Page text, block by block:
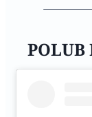
POLUB